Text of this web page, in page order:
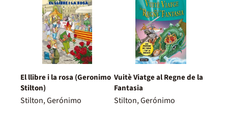
El llibre i la rosa (Geronimo
Stilton)
Stilton, Gerónimo
Vuitè Viatge al Regne de la
Fantasia
Stilton, Gerónimo